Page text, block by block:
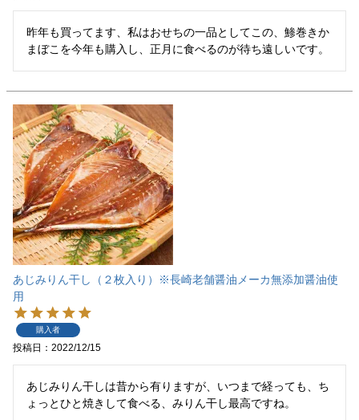
昨年も買ってます、私はおせちの一品としてこの、鯵巻きか
まぼこを今年も購入し、正月に食べるのが待ち遠しいです。
あじみりん干し（２枚入り）※長崎老舗醤油メーカ無添加醤油使
用
購入者
投稿日 2022/12/15
あじみりん干しは昔から有りますが、いつまで経っても、ち
ょっとひと焼きして食べる、みりん干し最高ですね。